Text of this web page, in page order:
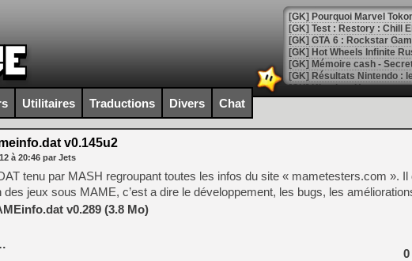
[GK] Pourquoi Marvel
[GK] Test : Restory : Chill
[GK] GTA 6 : Rockstar
[GK] Hot Wheels Infinite
[GK] Mémoire cash -
[GK] Résultats Nintendo :
[GK] Déjà des
[Mo5] Brickboy cherche à
[GK] Minecraft et ses «
[GK] Beast of
[GK] Ubisoft : fin de partie
[GK] Mémoire cash -
[GK] Dan Houser (GTA)
[GK] Comment EA Sports
[GK] Crimson Moon : un
[GK] Isle of Reveries : le
[GK] Moonlighter 2 : The
[GK] Capcom relance
Utilitaires Traductions Divers Chat
v0.145u2
à 20:46 par Jets
DAT tenu par MASH regroupant toutes les infos du site « mametesters.com ». Il
des jeux sous MAME, c’est a dire le développement, les bugs, les
v0.289 (3.8 Mo)
0